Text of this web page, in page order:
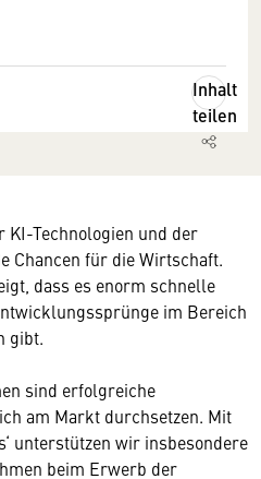
Inhalt
teilen
Technologien und der
Chancen für die Wirtschaft.
dass es enorm schnelle
im Bereich
gibt.
sind erfolgreiche
am Markt durchsetzen. Mit
unterstützen wir insbesondere
beim Erwerb der